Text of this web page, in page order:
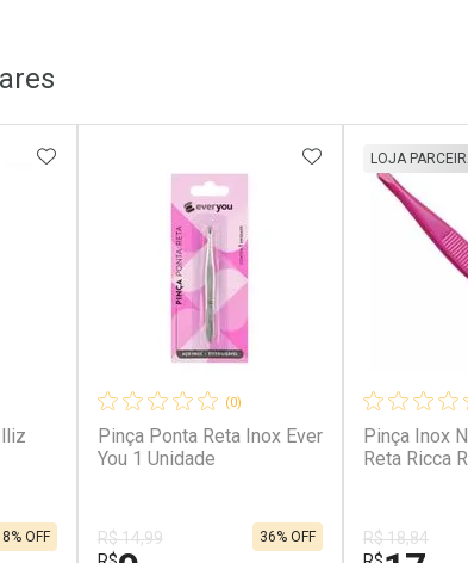
8% OFF
ADICIONAR AOS FAVORITOS
(0)
Pinça Ponta Reta Inox Ever
You 1 Unidade
R$ 14,99
36% OFF
ADICIONAR AOS
Pinça Inox
Reta Ricca
LOJA
R$ 18,84